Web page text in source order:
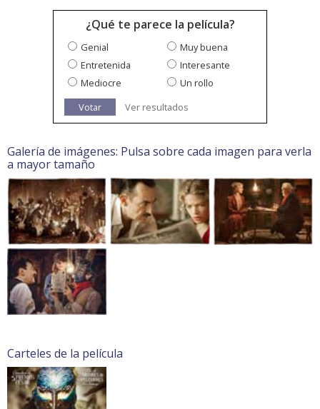
¿Qué te parece la película?
Genial
Muy buena
Entretenida
Interesante
Mediocre
Un rollo
Votar
Ver resultados
Galería de imágenes: Pulsa sobre cada imagen para verla
a mayor tamaño
Carteles de la película